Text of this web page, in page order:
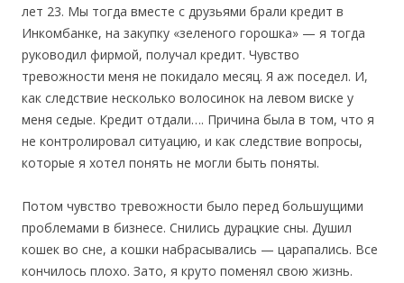
лет 23. Мы тогда вместе с друзьями брали кредит в
Инкомбанке, на закупку «зеленого горошка» — я тогда
руководил фирмой, получал кредит. Чувство
тревожности меня не покидало месяц. Я аж поседел. И,
как следствие несколько волосинок на левом виске у
меня седые. Кредит отдали…. Причина была в том, что я
не контролировал ситуацию, и как следствие вопросы,
которые я хотел понять не могли быть поняты.
Потом чувство тревожности было перед большущими
проблемами в бизнесе. Снились дурацкие сны. Душил
кошек во сне, а кошки набрасывались — царапались. Все
кончилось плохо. Зато, я круто поменял свою жизнь.